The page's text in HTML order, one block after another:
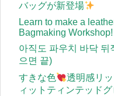
バッグが新登場
Learn to make a
Bagmaking Workshop!
아직도 파우치 바닥 뒤
으면 끝)
すきな色
透明感リ
ィットティンテッド